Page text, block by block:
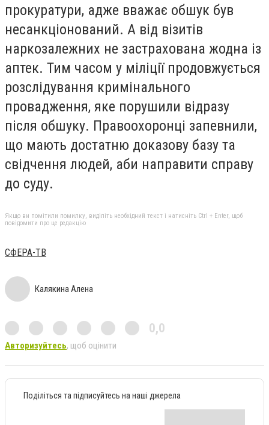
прокуратури, адже вважає обшук був
несанкціонований. А від візитів
наркозалежних не застрахована жодна із
аптек. Тим часом у міліції продовжується
розслідування кримінального
провадження, яке порушили відразу
після обшуку. Правоохоронці запевнили,
що мають достатню доказову базу та
свідчення людей, аби направити справу
до суду.
Якщо ви помітили помилку, виділіть необхідний текст і натисніть Ctrl + Enter, щоб
повідомити про це редакцію
СФЕРА-ТВ
Калякина Алена
0,0
Авторизуйтесь, щоб оцінити
Поділіться та підписуйтесь на наші джерела